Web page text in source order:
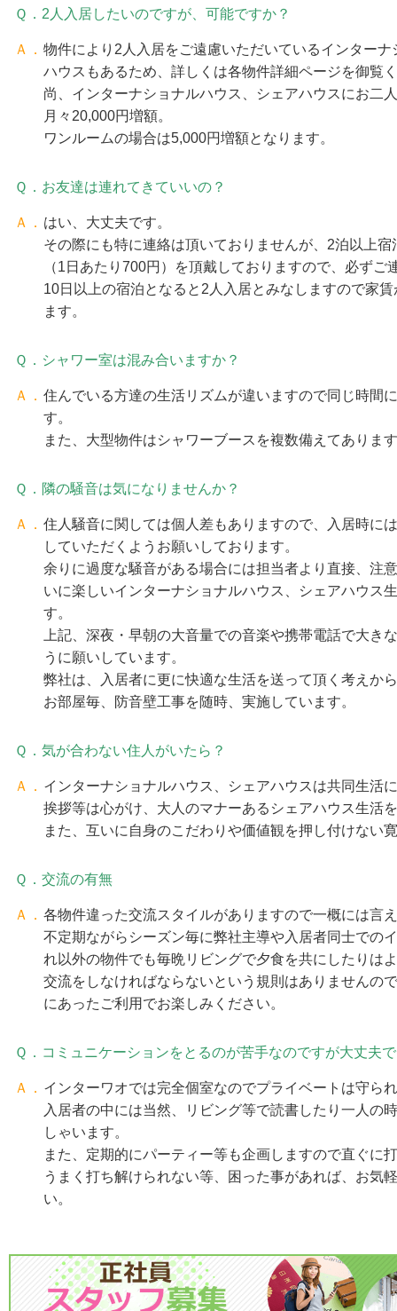
Ｑ．2人入居したいのですが、可能ですか？
Ａ． 物件により2人入居をご遠慮いただいているインター
ハウスもあるため、詳しくは各物件詳細ページを御覧
尚、インターナショナルハウス、シェアハウスにお二
月々20,000円増額。
ワンルームの場合は5,000円増額となります。
Ｑ．お友達は連れてきていいの？
Ａ． はい、大丈夫です。
その際にも特に連絡は頂いておりませんが、2泊以上
（1日あたり700円）を頂戴しておりますので、必ずご
10日以上の宿泊となると2人入居とみなしますので家
ます。
Ｑ．シャワー室は混み合いますか？
Ａ． 住んでいる方達の生活リズムが違いますので同じ時間
す。
また、大型物件はシャワーブースを複数備えてありま
Ｑ．隣の騒音は気になりませんか？
Ａ． 住人騒音に関しては個人差もありますので、入居時に
していただくようお願いしております。
余りに過度な騒音がある場合には担当者より直接、注
いに楽しいインターナショナルハウス、シェアハウス
す。
上記、深夜・早朝の大音量での音楽や携帯電話で大き
うに願いしています。
弊社は、入居者に更に快適な生活を送って頂く考えか
お部屋毎、防音壁工事を随時、実施しています。
Ｑ．気が合わない住人がいたら？
Ａ． インターナショナルハウス、シェアハウスは共同生活
挨拶等は心がけ、大人のマナーあるシェアハウス生活
また、互いに自身のこだわりや価値観を押し付けない
Ｑ．交流の有無
Ａ． 各物件違った交流スタイルがありますので一概には言
不定期ながらシーズン毎に弊社主導や入居者同士での
れ以外の物件でも毎晩リビングで夕食を共にしたりは
交流をしなければならないという規則はありませんの
にあったご利用でお楽しみください。
Ｑ．コミュニケーションをとるのが苦手なのですが大丈夫
Ａ． インターワオでは完全個室なのでプライベートは守ら
入居者の中には当然、リビング等で読書したり一人の
しゃいます。
また、定期的にパーティー等も企画しますので直ぐに
うまく打ち解けられない等、困った事があれば、お気
い。